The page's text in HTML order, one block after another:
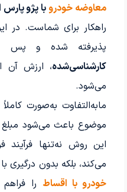
معاوضه خودرو با پژو
راهکار برای شماست. در
پذیرفته شده و
کارشناسی‌شده، ارزش آن
می‌شود.
مابه‌التفاوت به‌صورت
موضوع باعث می‌شود مبلغ
این روش نه‌تنها
می‌کند، بلکه بدون درگیری
خودرو با اقساطرا